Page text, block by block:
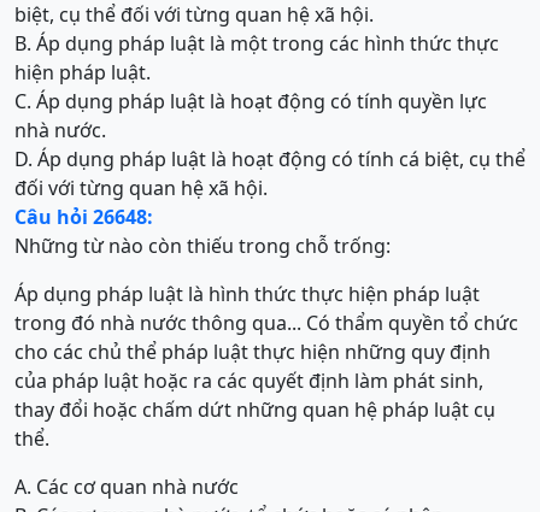
biệt, cụ thể đối với từng quan hệ xã hội.
B. Áp dụng pháp luật là một trong các hình thức thực
hiện pháp luật.
C. Áp dụng pháp luật là hoạt động có tính quyền lực
nhà nước.
D. Áp dụng pháp luật là hoạt động có tính cá biệt, cụ thể
đối với từng quan hệ xã hội.
Câu hỏi 26648:
Những từ nào còn thiếu trong chỗ trống:
Áp dụng pháp luật là hình thức thực hiện pháp luật
trong đó nhà nước thông qua... Có thẩm quyền tổ chức
cho các chủ thể pháp luật thực hiện những quy định
của pháp luật hoặc ra các quyết định làm phát sinh,
thay đổi hoặc chấm dứt những quan hệ pháp luật cụ
thể.
A. Các cơ quan nhà nước